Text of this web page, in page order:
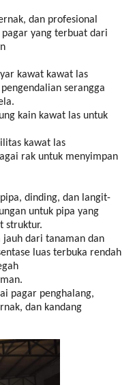
dan profesional
yang terbuat dari
kawat kawat las
serangga
kain kawat las untuk
kawat las
rak untuk menyimpan
dinding, dan langit-
untuk pipa yang
struktur.
jauh dari tanaman dan
luas terbuka rendah
pagar penghalang,
dan kandang